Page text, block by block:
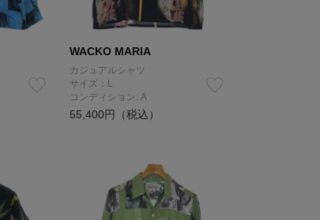
WACKO MARIA
カジュアルシャツ
サイズ：L
コンディション: A
55,400円（税込）